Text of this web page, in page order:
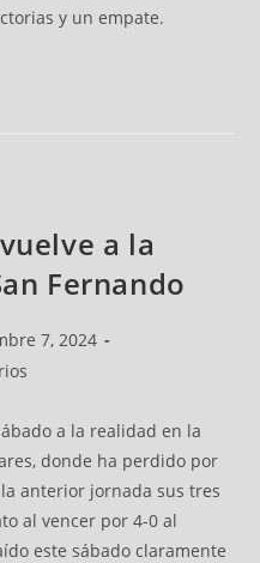
y un empate.
a la
Fernando
7, 2024
a la realidad en la
donde ha perdido por
anterior jornada sus tres
al vencer por 4-0 al
este sábado claramente